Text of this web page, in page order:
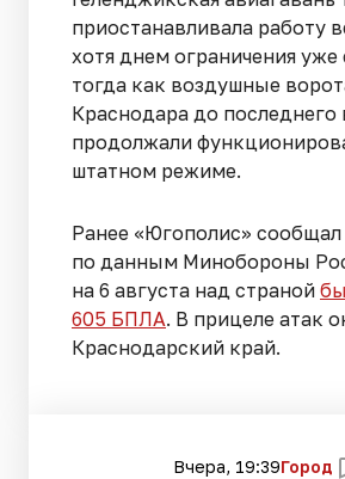
приостанавливала работу
хотя днем ограничения уже
тогда как воздушные
Краснодара до последнего
продолжали
штатном режиме.
Ранее «Югополис» сообщал
по данным Минобороны
на 6 августа над страной
605 БПЛА. В прицеле атак
Краснодарский край.
Вчера, 19:39Город